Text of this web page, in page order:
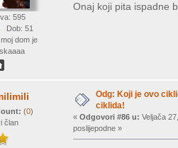
595
Dob: 51
moj dom je
Onaj koji pita ispadne
(0)
član
Odg: Koji je ovo
ciklida!
« Odgovori #86 u: Veljača
poslijepodne »